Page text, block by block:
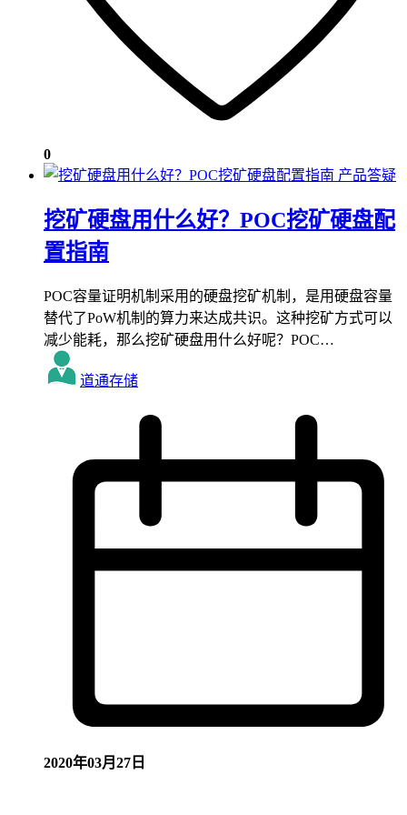
0
产品答疑
挖矿硬盘用什么好？POC挖矿硬盘配
置指南
POC容量证明机制采用的硬盘挖矿机制，是用硬盘容量
替代了PoW机制的算力来达成共识。这种挖矿方式可以
减少能耗，那么挖矿硬盘用什么好呢？POC…
道通存储
2020年03月27日